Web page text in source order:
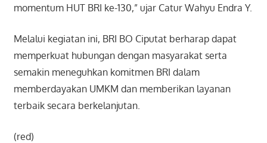
momentum HUT BRI ke-130,” ujar Catur Wahyu Endra Y.
Melalui kegiatan ini, BRI BO Ciputat berharap dapat
memperkuat hubungan dengan masyarakat serta
semakin meneguhkan komitmen BRI dalam
memberdayakan UMKM dan memberikan layanan
terbaik secara berkelanjutan.
(red)